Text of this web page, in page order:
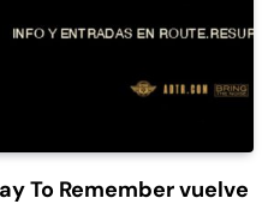
To Remember vuelve